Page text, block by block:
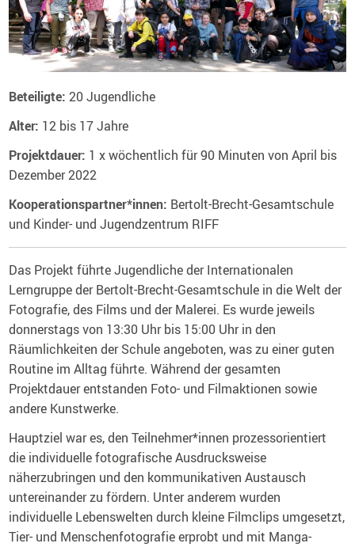
Beteiligte:20 Jugendliche
Alter: 12 bis 17 Jahre
Projektdauer: 1 x wöchentlich für 90 Minuten von April bis
Dezember 2022
Kooperationspartner*innen: Bertolt-Brecht-Gesamtschule
und Kinder- und Jugendzentrum RIFF
Das Projekt führte Jugendliche der Internationalen
Lerngruppe der Bertolt-Brecht-Gesamtschule in die Welt der
Fotografie, des Films und der Malerei. Es wurde jeweils
donnerstags von 13:30 Uhr bis 15:00 Uhr in den
Räumlichkeiten der Schule angeboten, was zu einer guten
Routine im Alltag führte. Während der gesamten
Projektdauer entstanden Foto- und Filmaktionen sowie
andere Kunstwerke.
Hauptziel war es, den Teilnehmer*innen prozessorientiert
die individuelle fotografische Ausdrucksweise
näherzubringen und den kommunikativen Austausch
untereinander zu fördern. Unter anderem wurden
individuelle Lebenswelten durch kleine Filmclips umgesetzt,
Tier- und Menschenfotografie erprobt und mit Manga-